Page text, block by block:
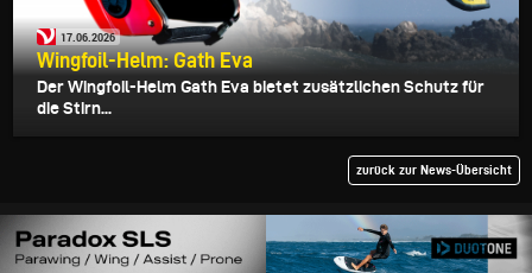
17.06.2026
Wingfoil-Helm: Gath Eva
Der Wingfoil-Helm Gath Eva bietet zusätzlichen Schutz für
die Stirn...
zurück zur News-Übersicht